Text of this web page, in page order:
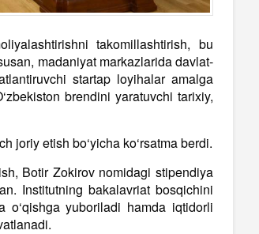
takomillashtirish, bu
madaniyat markazlarida davlat-
startap loyihalar amalga
brendini yaratuvchi tarixiy,
joriy etish bo‘yicha ko‘rsatma berdi.
Botir Zokirov nomidagi stipendiya
Institutning bakalavriat bosqichini
o‘qishga yuboriladi hamda iqtidorli